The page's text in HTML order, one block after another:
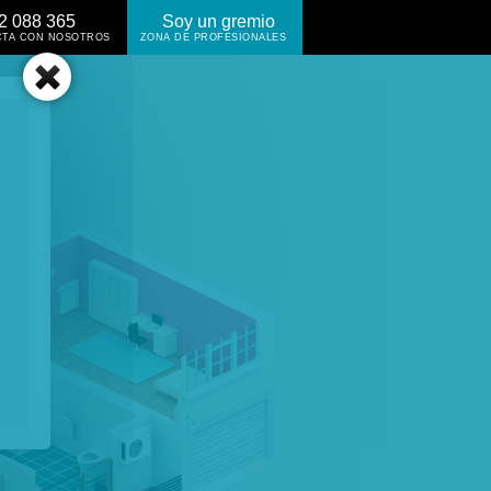
088 365
CON NOSOTROS
Soy un gremio
ZONA DE PROFESIONALES